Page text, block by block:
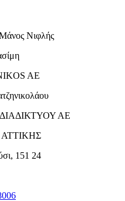
Νιφλής
AE
ΑΕ
151 24